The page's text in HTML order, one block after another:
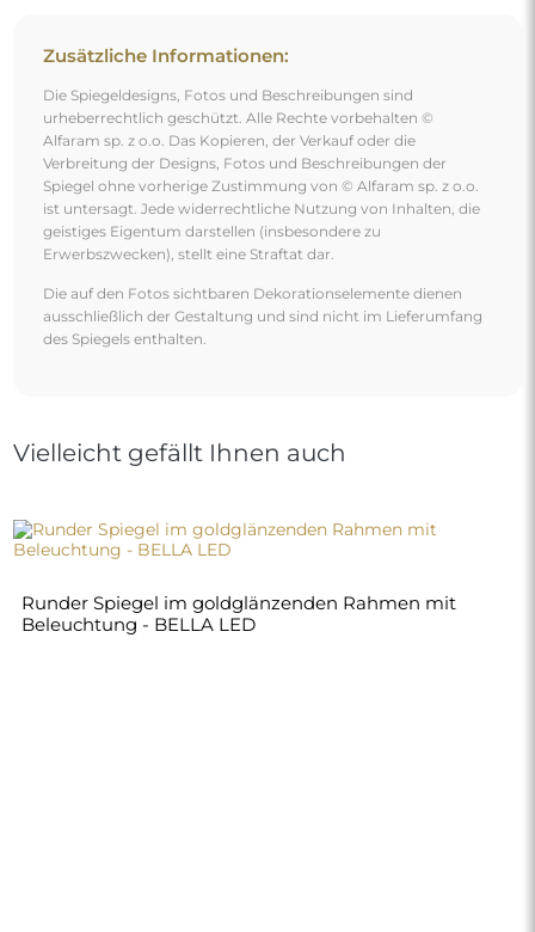
Zusätzliche Informationen:
Die Spiegeldesigns, Fotos und Beschreibungen sind
urheberrechtlich geschützt. Alle Rechte vorbehalten ©
Alfaram sp. z o.o. Das Kopieren, der Verkauf oder die
Verbreitung der Designs, Fotos und Beschreibungen der
Spiegel ohne vorherige Zustimmung von © Alfaram sp. z o.o.
ist untersagt. Jede widerrechtliche Nutzung von Inhalten, die
geistiges Eigentum darstellen (insbesondere zu
Erwerbszwecken), stellt eine Straftat dar.
Die auf den Fotos sichtbaren Dekorationselemente dienen
ausschließlich der Gestaltung und sind nicht im Lieferumfang
des Spiegels enthalten.
Vielleicht gefällt Ihnen auch
Runder Spiegel im goldglänzenden Rahmen mit
Beleuchtung - BELLA LED